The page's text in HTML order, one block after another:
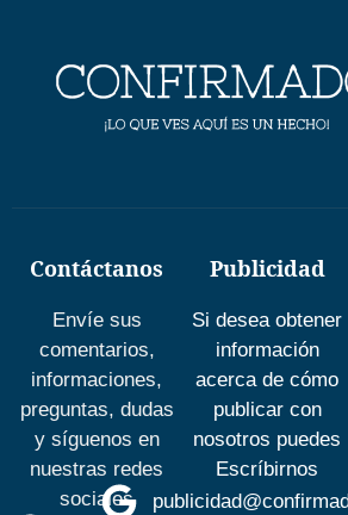
Contáctanos
Envíe sus
comentarios,
informaciones,
preguntas, dudas
y síguenos en
nuestras redes
sociales
Publicidad
Si desea obtener
información
acerca de cómo
publicar con
nosotros puedes
Escríbirnos